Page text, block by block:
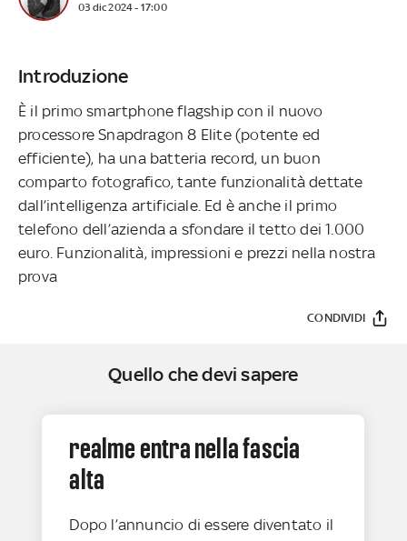
03 dic 2024 - 17:00
Introduzione
È il primo smartphone flagship con il nuovo
processore Snapdragon 8 Elite (potente ed
efficiente), ha una batteria record, un buon
comparto fotografico, tante funzionalità dettate
dall’intelligenza artificiale. Ed è anche il primo
telefono dell’azienda a sfondare il tetto dei 1.000
euro. Funzionalità, impressioni e prezzi nella nostra
prova
CONDIVIDI
Quello che devi sapere
realme entra nella fascia
alta
Dopo l’annuncio di essere diventato il